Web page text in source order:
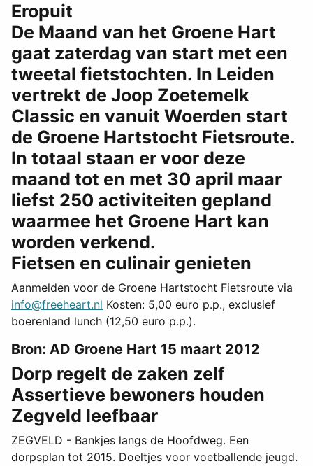
Eropuit
De Maand van het Groene Hart
gaat zaterdag van start met een
tweetal fietstochten. In Leiden
vertrekt de Joop Zoetemelk
Classic en vanuit Woerden start
de Groene Hartstocht Fietsroute.
In totaal staan er voor deze
maand tot en met 30 april maar
liefst 250 activiteiten gepland
waarmee het Groene Hart kan
worden verkend.
Fietsen en culinair genieten
Aanmelden voor de Groene Hartstocht Fietsroute via
info@freeheart.nl Kosten: 5,00 euro p.p., exclusief
boerenland lunch (12,50 euro p.p.).
Bron: AD Groene Hart 15 maart 2012
Dorp regelt de zaken zelf
Assertieve bewoners houden
Zegveld leefbaar
ZEGVELD - Bankjes langs de Hoofdweg. Een
dorpsplan tot 2015. Doeltjes voor voetballende jeugd.